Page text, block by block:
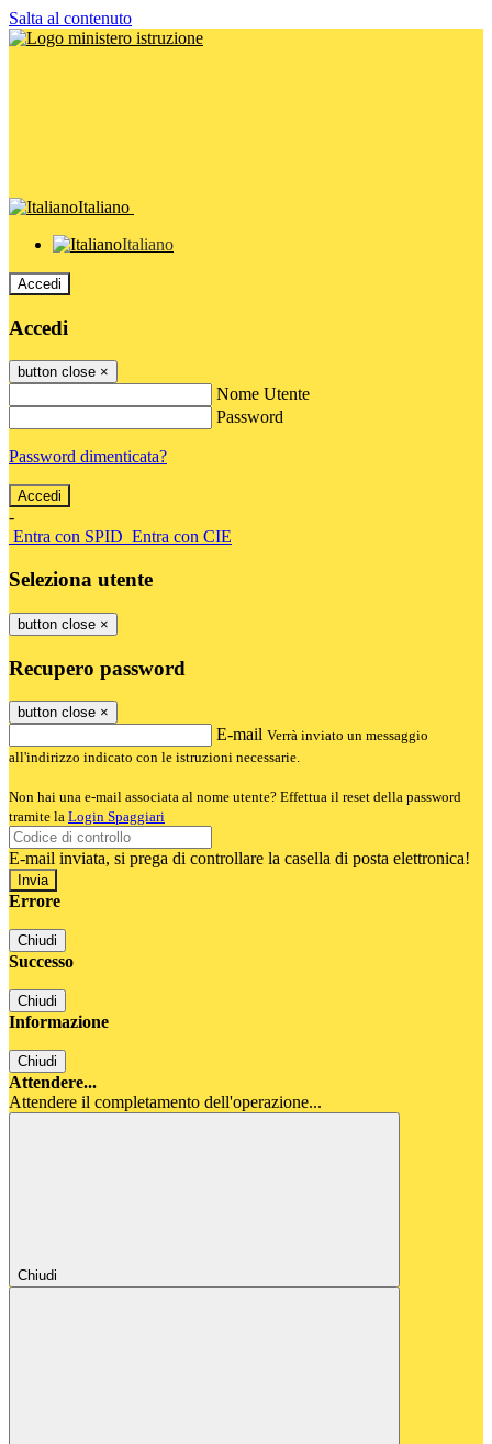
Salta al contenuto
Italiano
Italiano
Accedi
Accedi
button close ×
Nome Utente
Password
Password dimenticata?
-
Entra con SPID Entra con CIE
Seleziona utente
button close ×
Recupero password
button close ×
E-mail Verrà inviato un messaggio
all'indirizzo indicato con le istruzioni necessarie.
Non hai una e-mail associata al nome utente? Effettua il reset della password
tramite la Login Spaggiari
E-mail inviata, si prega di controllare la casella di posta elettronica!
Errore
Chiudi
Successo
Chiudi
Informazione
Chiudi
Attendere...
Attendere il completamento dell'operazione...
Chiudi